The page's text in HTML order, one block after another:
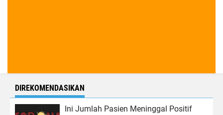
DIREKOMENDASIKAN
Ini Jumlah Pasien Meninggal Positif